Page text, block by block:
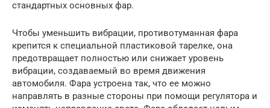
стандартных основных фар.
Чтобы уменьшить вибрации, противотуманная фара
крепится к специальной пластиковой тарелке, она
предотвращает полностью или снижает уровень
вибрации, создаваемый во время движения
автомобиля. Фара устроена так, что ее можно
направлять в разные стороны при помощи регулятора и